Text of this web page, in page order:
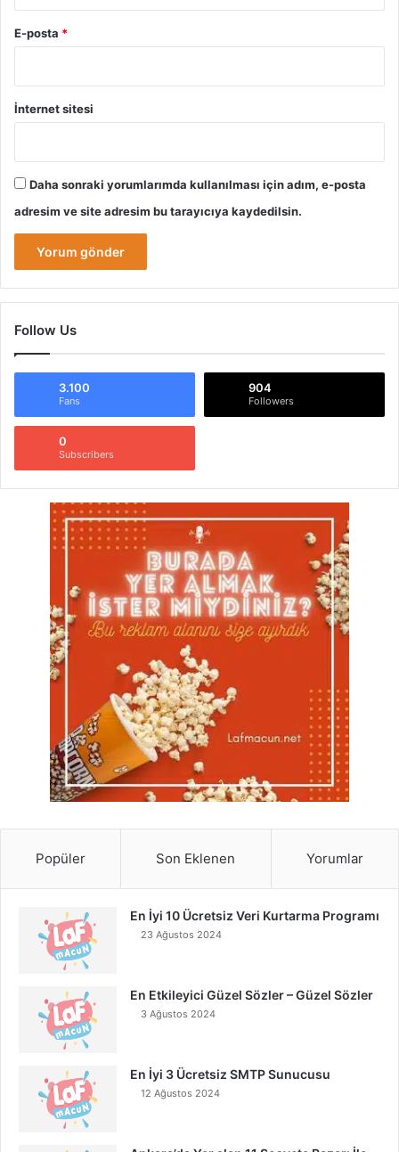
E-posta *
İnternet sitesi
Daha sonraki yorumlarımda kullanılması için adım, e-posta
adresim ve site adresim bu tarayıcıya kaydedilsin.
Follow Us
3.100
Fans
904
Followers
0
Subscribers
Popüler Son Eklenen Yorumlar
En İyi 10 Ücretsiz Veri Kurtarma Programı
23 Ağustos 2024
En Etkileyici Güzel Sözler – Güzel Sözler
3 Ağustos 2024
En İyi 3 Ücretsiz SMTP Sunucusu
12 Ağustos 2024